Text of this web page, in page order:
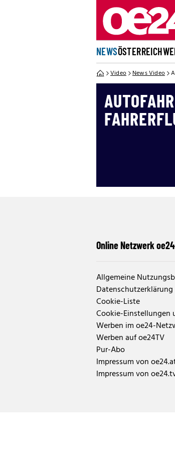
NEWSÖSTERREICH
Video News Video
Online Netzwerk oe24
Allgemeine
Datenschutzerklärung
Cookie-Liste
Cookie-Einstellungen
Werben im oe24-
Werben auf oe24TV
Pur-Abo
Impressum von
Impressum von